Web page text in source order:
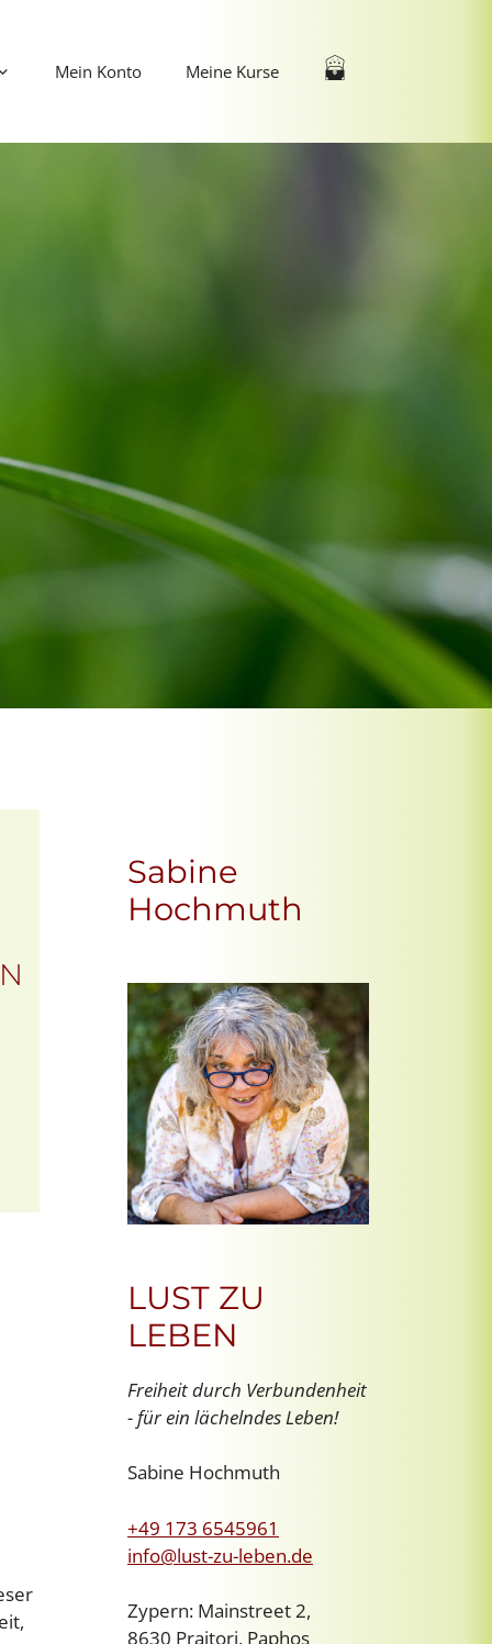
Mein Konto Meine Kurse
Office 365
Sabine
Hochmuth
LUST ZU
LEBEN
Freiheit durch Verbundenheit
- für ein lächelndes Leben!
Sabine Hochmuth
+49 173 6545961
info@lust-zu-leben.de
Zypern: Mainstreet 2,
8630 Praitori, Paphos